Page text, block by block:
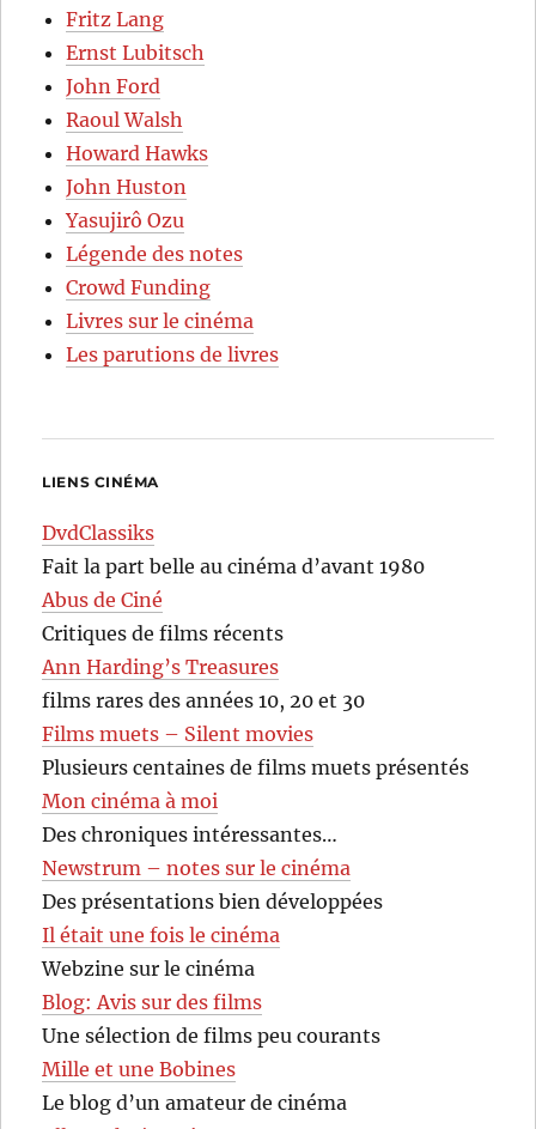
Fritz Lang
Ernst Lubitsch
John Ford
Raoul Walsh
Howard Hawks
John Huston
Yasujirô Ozu
Légende des notes
Crowd Funding
Livres sur le cinéma
Les parutions de livres
LIENS CINÉMA
DvdClassiks
Fait la part belle au cinéma d’avant 1980
Abus de Ciné
Critiques de films récents
Ann Harding’s Treasures
films rares des années 10, 20 et 30
Films muets – Silent movies
Plusieurs centaines de films muets présentés
Mon cinéma à moi
Des chroniques intéressantes…
Newstrum – notes sur le cinéma
Des présentations bien développées
Il était une fois le cinéma
Webzine sur le cinéma
Blog: Avis sur des films
Une sélection de films peu courants
Mille et une Bobines
Le blog d’un amateur de cinéma